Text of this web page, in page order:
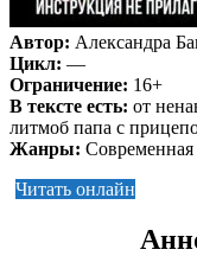
Автор: Александра
Цикл: —
Ограничение: 16+
В тексте есть: от
литмоб папа с
Жанры:
Читать онлайн